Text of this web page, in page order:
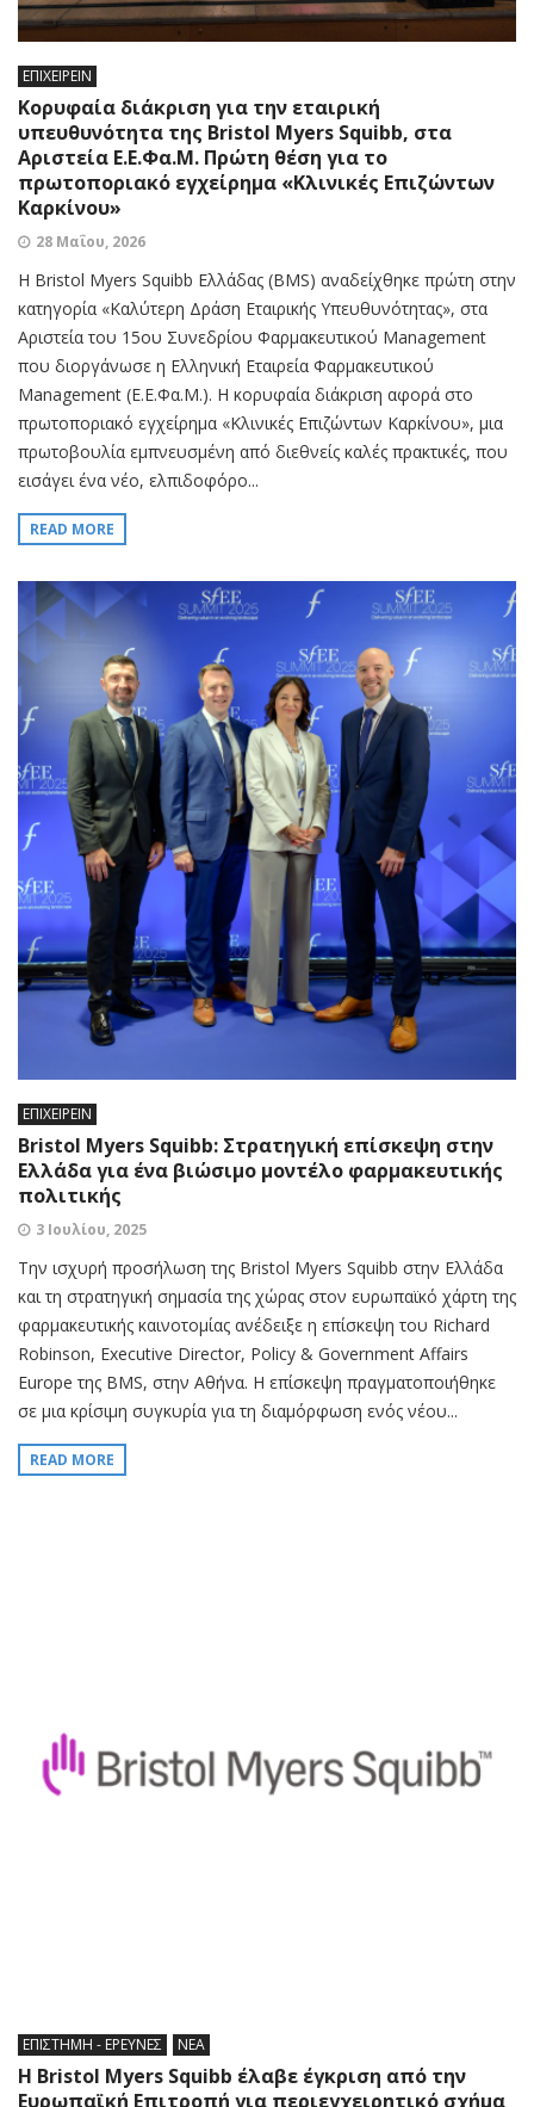
ΕΠΙΧΕΙΡΕΙΝ
Κορυφαία διάκριση για την εταιρική
υπευθυνότητα της Bristol Myers Squibb, στα
Αριστεία Ε.Ε.Φα.Μ. Πρώτη θέση για το
πρωτοποριακό εγχείρημα «Κλινικές Επιζώντων
Καρκίνου»
28 Μαΐου, 2026
Η Bristol Myers Squibb Ελλάδας (BMS) αναδείχθηκε πρώτη στην
κατηγορία «Καλύτερη Δράση Εταιρικής Υπευθυνότητας», στα
Αριστεία του 15ου Συνεδρίου Φαρμακευτικού Management
που διοργάνωσε η Ελληνική Εταιρεία Φαρμακευτικού
Management (Ε.Ε.Φα.Μ.). Η κορυφαία διάκριση αφορά στο
πρωτοποριακό εγχείρημα «Κλινικές Επιζώντων Καρκίνου», μια
πρωτοβουλία εμπνευσμένη από διεθνείς καλές πρακτικές, που
εισάγει ένα νέο, ελπιδοφόρο...
READ MORE
ΕΠΙΧΕΙΡΕΙΝ
Bristol Myers Squibb: Στρατηγική επίσκεψη στην
Ελλάδα για ένα βιώσιμο μοντέλο φαρμακευτικής
πολιτικής
3 Ιουλίου, 2025
Την ισχυρή προσήλωση της Bristol Myers Squibb στην Ελλάδα
και τη στρατηγική σημασία της χώρας στον ευρωπαϊκό χάρτη της
φαρμακευτικής καινοτομίας ανέδειξε η επίσκεψη του Richard
Robinson, Executive Director, Policy & Government Affairs
Europe της BMS, στην Αθήνα. Η επίσκεψη πραγματοποιήθηκε
σε μια κρίσιμη συγκυρία για τη διαμόρφωση ενός νέου...
READ MORE
ΕΠΙΣΤΗΜΗ - ΕΡΕΥΝΕΣ ΝΕΑ
Η Bristol Myers Squibb έλαβε έγκριση από την
Ευρωπαϊκή Επιτροπή για περιεγχειρητικό σχήμα